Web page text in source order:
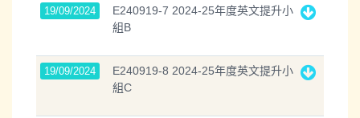
19/09/2024
E240919-7 2024-25年度英文提升小
組B
19/09/2024
E240919-8 2024-25年度英文提升小
組C